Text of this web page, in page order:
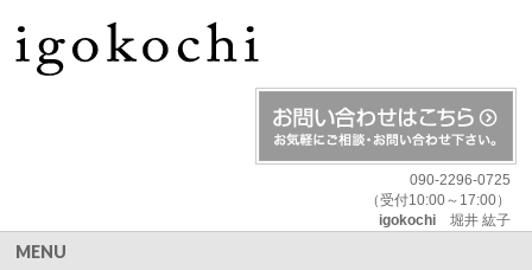
090-2296-0725
（受付10:00～17:00）
igokochi堀井 紘子
MENU